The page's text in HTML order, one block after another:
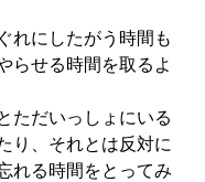
れにしたがう時間も
らせる時間を取るよ
ただいっしょにいる
り、それとは反対に
れる時間をとってみ